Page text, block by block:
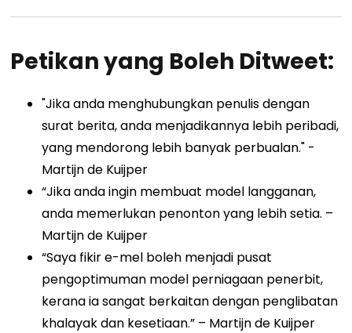
Petikan yang Boleh Ditweet:
"Jika anda menghubungkan penulis dengan
surat berita, anda menjadikannya lebih peribadi,
yang mendorong lebih banyak perbualan." -
Martijn de Kuijper
“Jika anda ingin membuat model langganan,
anda memerlukan penonton yang lebih setia. –
Martijn de Kuijper
“Saya fikir e-mel boleh menjadi pusat
pengoptimuman model perniagaan penerbit,
kerana ia sangat berkaitan dengan penglibatan
khalayak dan kesetiaan.” – Martijn de Kuijper